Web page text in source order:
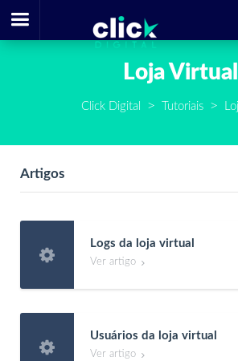
Loja Virtual
Click Digital Tutoriais
Artigos

Logs da loja virtual
Ver artigo 

Usuários da loja virtual
Ver artigo 